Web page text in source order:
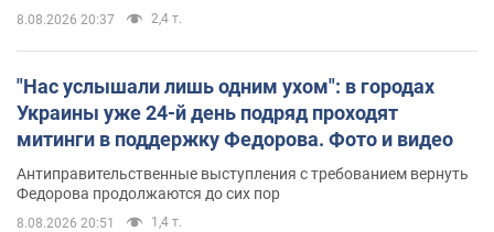
8.08.2026 20:37 2,4 т.
"Нас услышали лишь одним ухом": в городах
Украины уже 24-й день подряд проходят
митинги в поддержку Федорова. Фото и видео
Антиправительственные выступления с требованием вернуть
Федорова продолжаются до сих пор
8.08.2026 20:51 1,4 т.